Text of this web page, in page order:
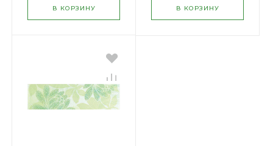
В КОРЗИНУ В КОРЗИНУ